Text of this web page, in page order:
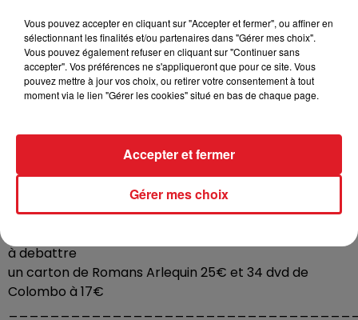
Prénom : Brigitte
Ville : Longuenesse
Téléphone : 0982308744
Vends : TV 80cm Samsung neuve 80€, 5 casseroles en
Et des rideaux en macramé 30€
Prénom : Betty
Téléphone : 0607031282
à debattre
un carton de Romans Arlequin 25€ et 34 dvd de
Colombo à 17€
Vous pouvez accepter en cliquant sur "Accepter et fermer", ou affiner en
sélectionnant les finalités et/ou partenaires dans "Gérer mes choix".
Vous pouvez également refuser en cliquant sur "Continuer sans
accepter". Vos préférences ne s'appliqueront que pour ce site. Vous
pouvez mettre à jour vos choix, ou retirer votre consentement à tout
moment via le lien "Gérer les cookies" situé en bas de chaque page.
Gérer mes choix
Accepter et fermer